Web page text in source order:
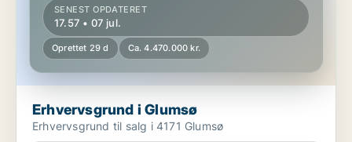
SENEST OPDATERET
17.57 • 07 jul.
Oprettet 29 d Ca. 4.470.000 kr.
Erhvervsgrund i Glumsø
Erhvervsgrund til salg i 4171 Glumsø